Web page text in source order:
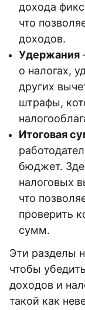
дохода
что
доходов.
Удержания
о налогах,
других
штрафы,
Итоговая
бюджет.
налоговых
что
проверить
сумм.
Эти разделы
чтобы
доходов и
такой как